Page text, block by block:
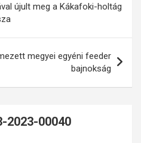
újult meg a Kákafoki-holtág
megyei egyéni feeder
bajnokság
2023-00040